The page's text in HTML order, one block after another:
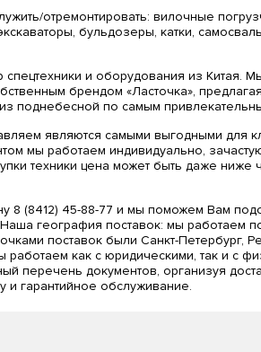
отремонтировать: вилочные
бульдозеры, катки,
и оборудования из Китая.
брендом «Ласточка»,
поднебесной по самым
являются самыми выгодными для
мы работаем индивидуально,
техники цена может быть даже ниже
8 (8412) 45-88-77 и мы поможем Вам
география поставок: мы работаем
поставок были Санкт-Петербург,
как с юридическими, так и с
перечень документов, организуя
и гарантийное обслуживание.